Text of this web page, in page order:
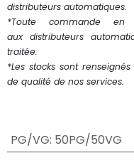
distributeurs automatiques.
*Toute commande
aux distributeurs
traitée.
*Les stocks sont
de qualité de nos services.
PG/VG: 50PG/50VG